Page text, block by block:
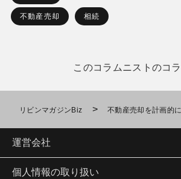
不動産売却 相続
このコラムニストのコ
リビンマガジンBiz > 不動産売却を計画的
運営会社
個人情報の取り扱い